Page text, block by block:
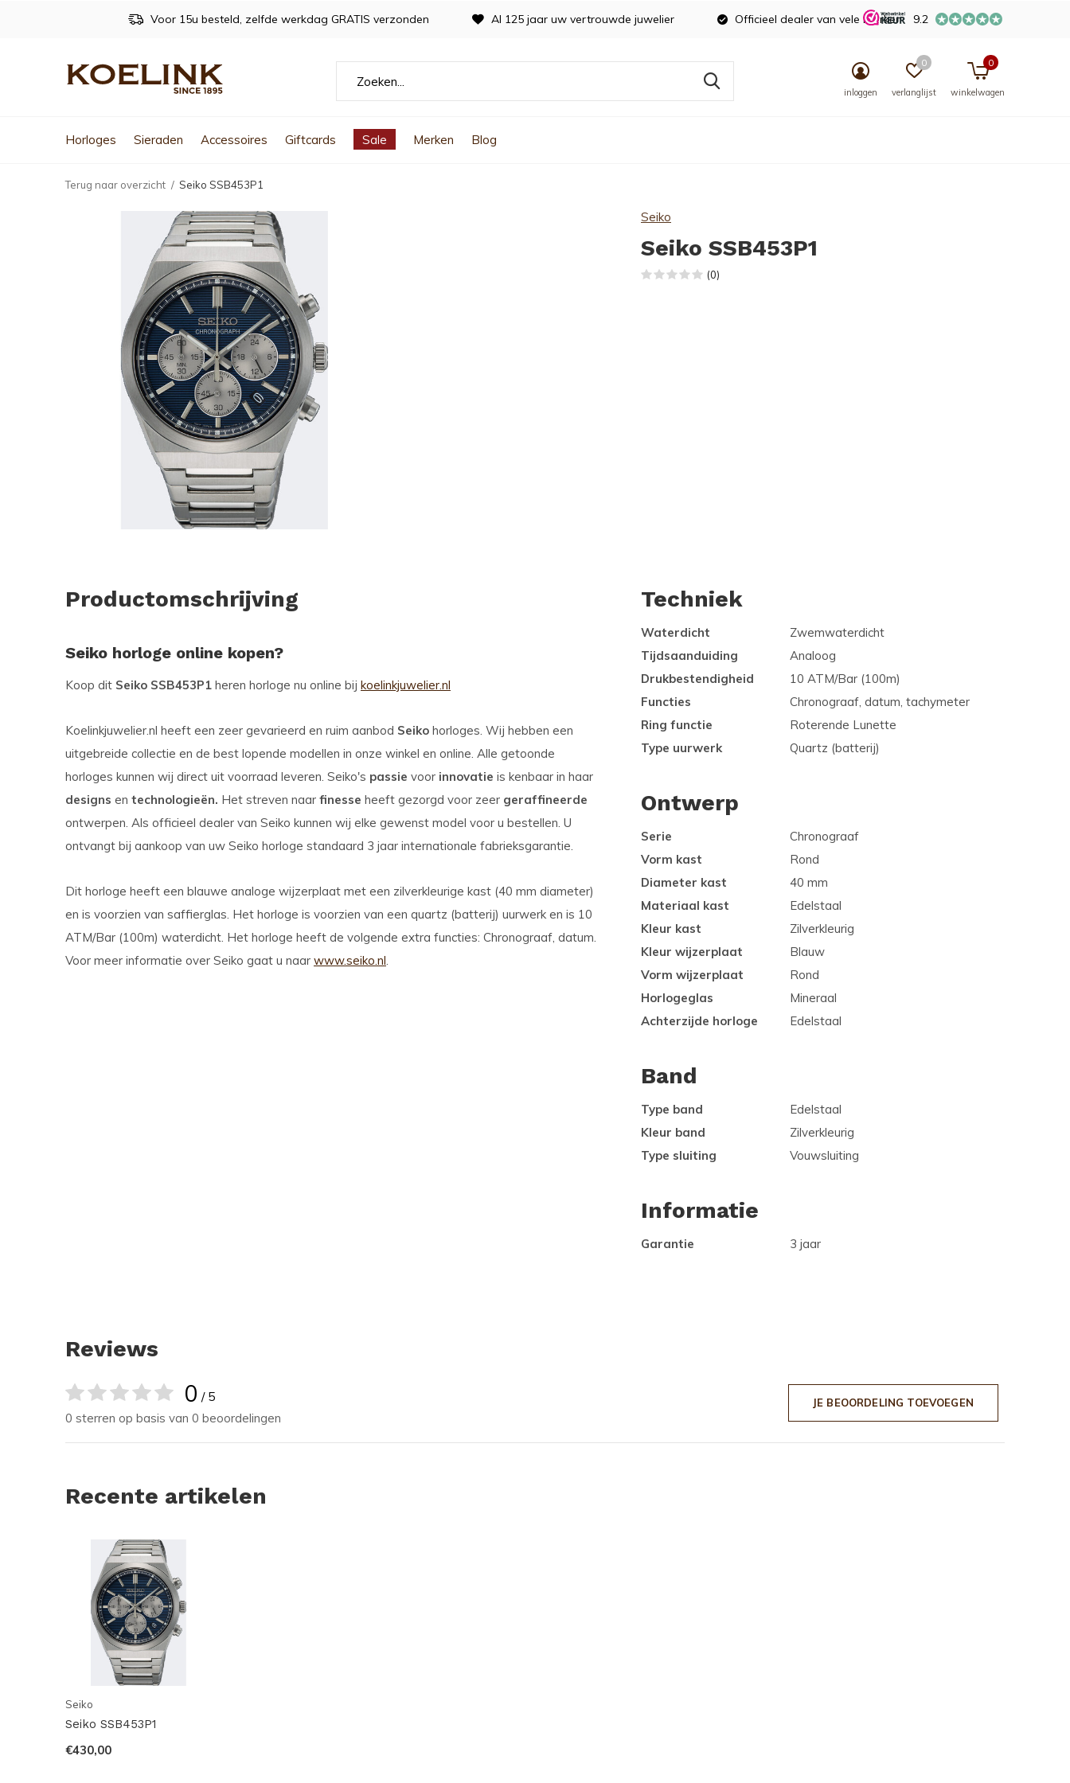
Horloges Sieraden Accessoires Giftcards Sale Merken Blog
inloggen verlanglijst
0
winkelwagen
0
Voor 15u besteld, zelfde werkdag GRATIS verzonden Al 125 jaar uw vertrouwde juwelier Officieel dealer van vele merken 9.2
Terug naar overzicht Seiko SSB453P1
Seiko
Seiko SSB453P1
(0)
Productomschrijving
Seiko horloge online kopen?
Koop dit Seiko SSB453P1 heren horloge nu online bij koelinkjuwelier.nl
Koelinkjuwelier.nl heeft een zeer gevarieerd en ruim aanbod Seiko horloges. Wij hebben een
uitgebreide collectie en de best lopende modellen in onze winkel en online. Alle getoonde
horloges kunnen wij direct uit voorraad leveren. Seiko's passie voor innovatie is kenbaar in haar
designs en technologieën. Het streven naar finesse heeft gezorgd voor zeer geraffineerde
ontwerpen. Als officieel dealer van Seiko kunnen wij elke gewenst model voor u bestellen. U
ontvangt bij aankoop van uw Seiko horloge standaard 3 jaar internationale fabrieksgarantie.
Dit horloge heeft een blauwe analoge wijzerplaat met een zilverkleurige kast (40 mm diameter)
en is voorzien van saffierglas. Het horloge is voorzien van een quartz (batterij) uurwerk en is 10
ATM/Bar (100m) waterdicht. Het horloge heeft de volgende extra functies: Chronograaf, datum.
Voor meer informatie over Seiko gaat u naar www.seiko.nl.
Techniek
Waterdicht
Zwemwaterdicht
Tijdsaanduiding
Analoog
Drukbestendigheid
10 ATM/Bar (100m)
Functies
Chronograaf, datum, tachymeter
Ring functie
Roterende Lunette
Type uurwerk
Quartz (batterij)
Ontwerp
Serie
Chronograaf
Vorm kast
Rond
Diameter kast
40 mm
Materiaal kast
Edelstaal
Kleur kast
Zilverkleurig
Kleur wijzerplaat
Blauw
Vorm wijzerplaat
Rond
Horlogeglas
Mineraal
Achterzijde horloge
Edelstaal
Band
Type band
Edelstaal
Kleur band
Zilverkleurig
Type sluiting
Vouwsluiting
Informatie
Garantie 3 jaar
Reviews
0 / 5
0 sterren op basis van 0 beoordelingen
JE BEOORDELING TOEVOEGEN
Recente artikelen
Seiko
Seiko SSB453P1
€430,00